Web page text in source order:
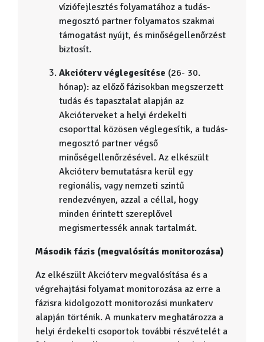
víziófejlesztés folyamatához a tudás-
megosztó partner folyamatos szakmai
támogatást nyújt, és minőségellenőrzést
biztosít.
Akcióterv véglegesítése (26- 30.
hónap): az előző fázisokban megszerzett
tudás és tapasztalat alapján az
Akcióterveket a helyi érdekelti
csoporttal közösen véglegesítik, a tudás-
megosztó partner végső
minőségellenőrzésével. Az elkészült
Akcióterv bemutatásra kerül egy
regionális, vagy nemzeti szintű
rendezvényen, azzal a céllal, hogy
minden érintett szereplővel
megismertessék annak tartalmát.
Második fázis (megvalósítás monitorozása)
Az elkészült Akcióterv megvalósítása és a
végrehajtási folyamat monitorozása az erre a
fázisra kidolgozott monitorozási munkaterv
alapján történik. A munkaterv meghatározza a
helyi érdekelti csoportok további részvételét a